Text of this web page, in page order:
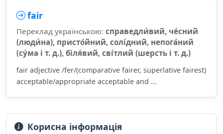
fair
Переклад українською: справедли́вий, че́сний
(люди́на), присто́йний, солі́дний, непога́ний
(су́ма і т. д.), біля́вий, сві́тлий (шерсть і т. д.)
fair adjective /fer/(comparative fairer, superlative fairest)
acceptable/appropriate acceptable and ...
Корисна інформація